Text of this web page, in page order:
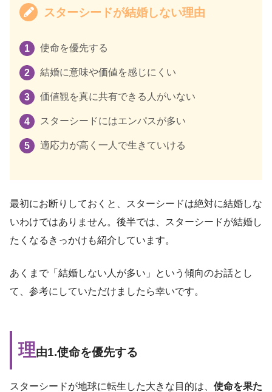
スターシードが結婚しない理由
使命を優先する
結婚に意味や価値を感じにくい
価値観を真に共有できる人がいない
スターシードにはエンパスが多い
適応力が高く一人で生きていける
最初にお断りしておくと、スターシードは絶対に結婚しな
いわけではありません。後半では、スターシードが結婚し
たくなるきっかけも紹介しています。
あくまで「結婚しない人が多い」という傾向のお話とし
て、参考にしていただけましたら幸いです。
理由1.使命を優先する
スターシードが地球に転生した大きな目的は、 使命を果た